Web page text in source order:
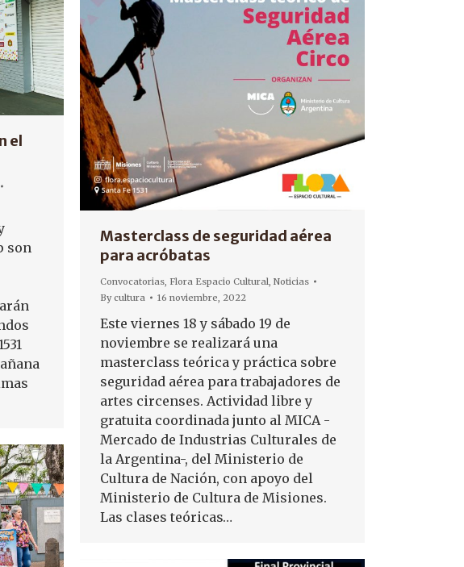
el
son
Masterclass de seguridad aérea
para acróbatas
Convocatorias, Flora Espacio Cultural, Noticias
Bycultura 16 noviembre, 2022
Este viernes 18 y sábado 19 de
noviembre se realizará una
masterclass teórica y práctica sobre
seguridad aérea para trabajadores de
artes circenses. Actividad libre y
gratuita coordinada junto al MICA -
Mercado de Industrias Culturales de
la Argentina-, del Ministerio de
Cultura de Nación, con apoyo del
Ministerio de Cultura de Misiones.
Las clases teóricas…